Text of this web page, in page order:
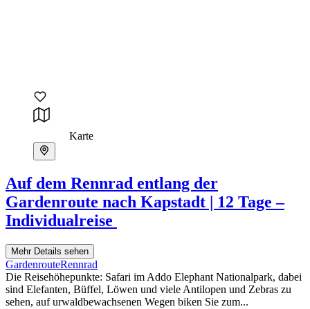
Karte
Auf dem Rennrad entlang der
Gardenroute nach Kapstadt | 12 Tage –
Individualreise
Mehr Details sehen
GardenrouteRennrad
Die Reisehöhepunkte: Safari im Addo Elephant Nationalpark, dabei
sind Elefanten, Büffel, Löwen und viele Antilopen und Zebras zu
sehen, auf urwaldbewachsenen Wegen biken Sie zum...